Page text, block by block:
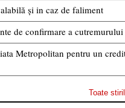
și in caz de faliment
de confirmare a cutremurului
Metropolitan pentru un
Toate